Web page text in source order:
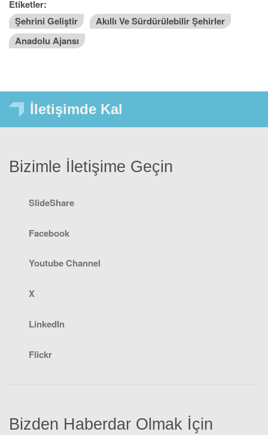
Etiketler:
Şehrini Geliştir
Akıllı Ve Sürdürülebilir Şehirler
Anadolu Ajansı
İletişimde Kal
Bizden Haberdar Olmak İçin
Bizimle İletişime Geçin
SlideShare
Facebook
Youtube Channel
X
LinkedIn
Flickr